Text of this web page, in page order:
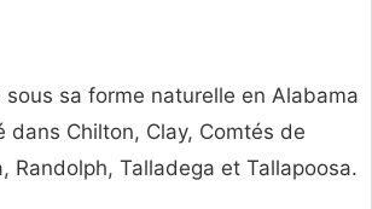
sous sa forme naturelle en Alabama
dans Chilton, Clay, Comtés de
Randolph, Talladega et Tallapoosa.